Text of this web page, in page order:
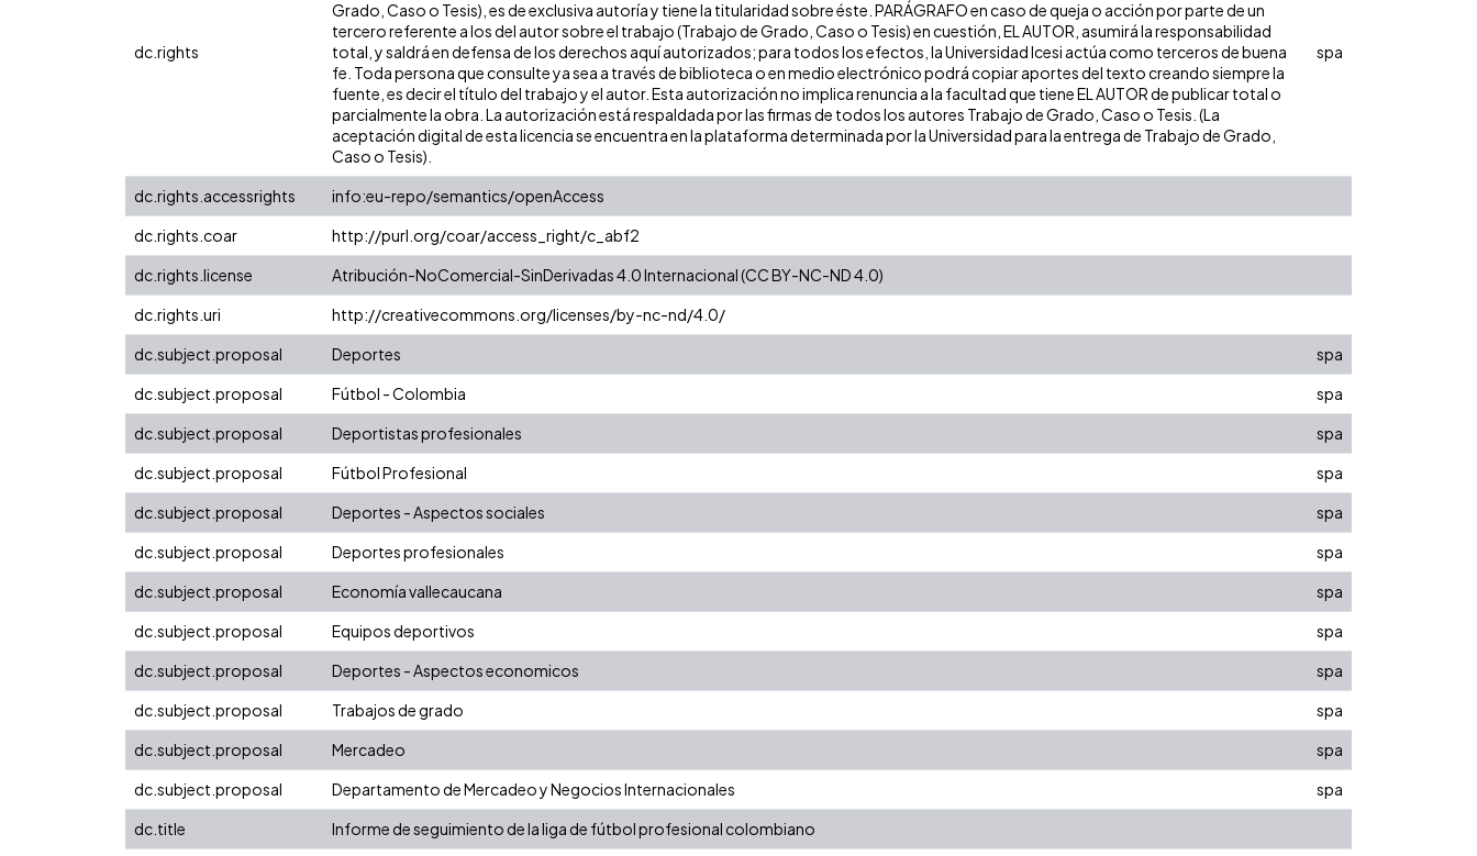
dc.rights
Grado, Caso o Tesis), es de exclusiva autoría y tiene la titularidad sobre éste. PARÁGRAFO en caso de queja o acción por parte de un
tercero referente a los del autor sobre el trabajo (Trabajo de Grado, Caso o Tesis) en cuestión, EL AUTOR, asumirá la responsabilidad
total, y saldrá en defensa de los derechos aquí autorizados; para todos los efectos, la Universidad Icesi actúa como terceros de buena
fe. Toda persona que consulte ya sea a través de biblioteca o en medio electrónico podrá copiar aportes del texto creando siempre la
fuente, es decir el título del trabajo y el autor. Esta autorización no implica renuncia a la facultad que tiene EL AUTOR de publicar total o
parcialmente la obra. La autorización está respaldada por las firmas de todos los autores Trabajo de Grado, Caso o Tesis. (La
aceptación digital de esta licencia se encuentra en la plataforma determinada por la Universidad para la entrega de Trabajo de Grado,
Caso o Tesis).
spa
dc.rights.accessrights
info:eu-repo/semantics/openAccess
dc.rights.coar
http://purl.org/coar/access_right/c_abf2
dc.rights.license
Atribución-NoComercial-SinDerivadas 4.0 Internacional (CC BY-NC-ND 4.0)
dc.rights.uri
http://creativecommons.org/licenses/by-nc-nd/4.0/
dc.subject.proposal
Deportes
spa
dc.subject.proposal
Fútbol - Colombia
spa
dc.subject.proposal
Deportistas profesionales
spa
dc.subject.proposal
Fútbol Profesional
spa
dc.subject.proposal
Deportes - Aspectos sociales
spa
dc.subject.proposal
Deportes profesionales
spa
dc.subject.proposal
Economía vallecaucana
spa
dc.subject.proposal
Equipos deportivos
spa
dc.subject.proposal
Deportes - Aspectos economicos
spa
dc.subject.proposal
Trabajos de grado
spa
dc.subject.proposal
Mercadeo
spa
dc.subject.proposal
Departamento de Mercadeo y Negocios Internacionales
spa
dc.title
Informe de seguimiento de la liga de fútbol profesional colombiano